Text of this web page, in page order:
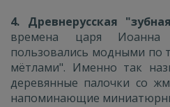
4. Древнерусская
времена царя Иоанна
пользовались модными по
мётлами". Именно так
деревянные палочки со
напоминающие